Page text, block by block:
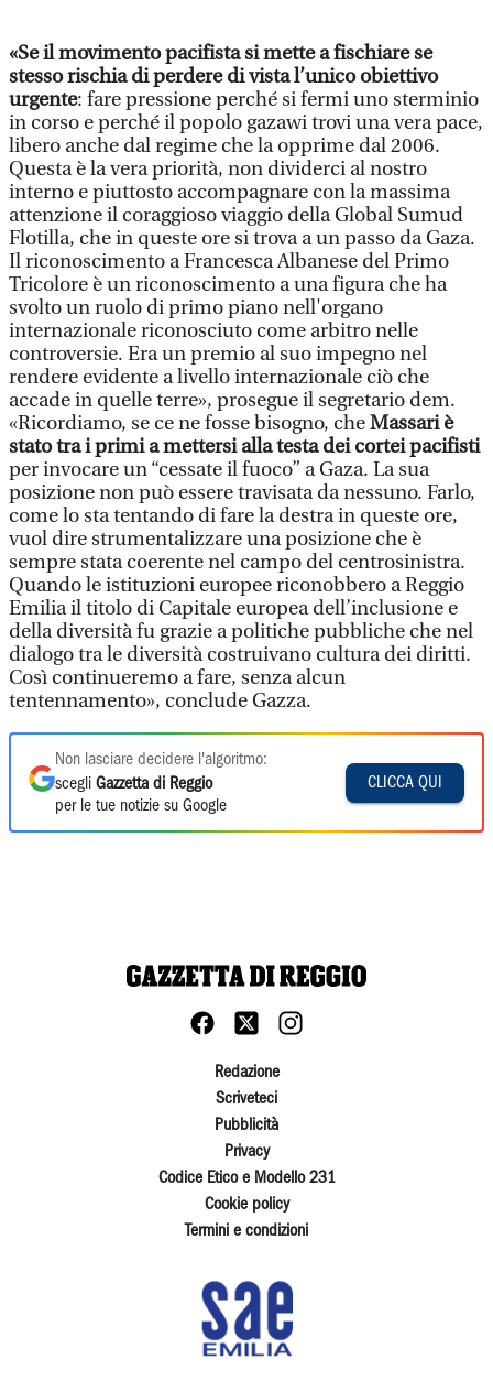
«Se il movimento pacifista si mette a fischiare se
stesso rischia di perdere di vista l’unico obiettivo
urgente: fare pressione perché si fermi uno sterminio
in corso e perché il popolo gazawi trovi una vera pace,
libero anche dal regime che la opprime dal 2006.
Questa è la vera priorità, non dividerci al nostro
interno e piuttosto accompagnare con la massima
attenzione il coraggioso viaggio della Global Sumud
Flotilla, che in queste ore si trova a un passo da Gaza.
Il riconoscimento a Francesca Albanese del Primo
Tricolore è un riconoscimento a una figura che ha
svolto un ruolo di primo piano nell'organo
internazionale riconosciuto come arbitro nelle
controversie. Era un premio al suo impegno nel
rendere evidente a livello internazionale ciò che
accade in quelle terre», prosegue il segretario dem.
«Ricordiamo, se ce ne fosse bisogno, cheMassari è
stato tra i primi a mettersi alla testa dei cortei pacifisti
per invocare un “cessate il fuoco” a Gaza. La sua
posizione non può essere travisata da nessuno. Farlo,
come lo sta tentando di fare la destra in queste ore,
vuol dire strumentalizzare una posizione che è
sempre stata coerente nel campo del centrosinistra.
Quando le istituzioni europee riconobbero a Reggio
Emilia il titolo di Capitale europea dell’inclusione e
della diversità fu grazie a politiche pubbliche che nel
dialogo tra le diversità costruivano cultura dei diritti.
Così continueremo a fare, senza alcun
tentennamento», conclude Gazza.
Non lasciare decidere l'algoritmo:
scegli Gazzetta di Reggio
per le tue notizie su Google
CLICCA QUI
Redazione
Scriveteci
Pubblicità
Privacy
Codice Etico e Modello 231
Cookie policy
Termini e condizioni